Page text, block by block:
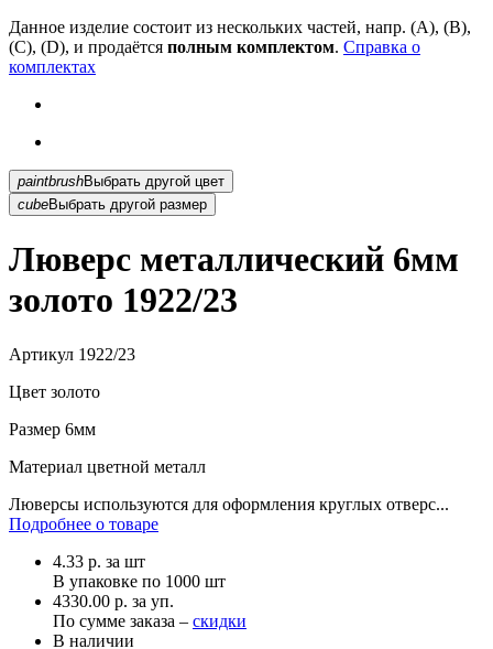
Данное изделие состоит из нескольких частей, напр. (А), (B),
(С), (D), и продаётся полным комплектом. Справка о
комплектах
paintbrush
Выбрать другой цвет
cubeВыбрать другой размер
Люверс металлический 6мм
золото 1922/23
Артикул 1922/23
Цвет золото
Размер 6мм
Материал цветной металл
Люверсы используются для оформления круглых отверс...
Подробнее о товаре
4.33 р. за шт
В упаковке по 1000 шт
4330.00 р. за уп.
По сумме заказа – скидки
В наличии